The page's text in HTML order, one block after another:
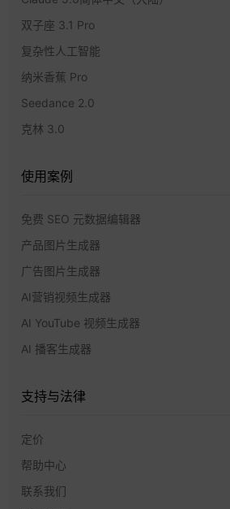
双子座 3.1 Pro
复杂性人工智能
纳米香蕉 Pro
Seedance 2.0
克林 3.0
使用案例
免费 SEO 元数据编辑器
产品图片生成器
广告图片生成器
AI营销视频生成器
AI YouTube 视频生成器
AI 播客生成器
支持与法律
定价
帮助中心
联系我们